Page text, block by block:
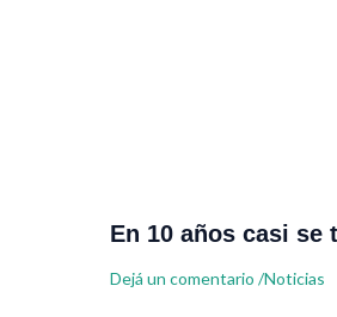
En 10 años casi
Dejá un comentario /Noticias